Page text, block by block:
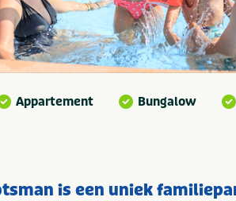
Appartement Bungalow
is een uniek